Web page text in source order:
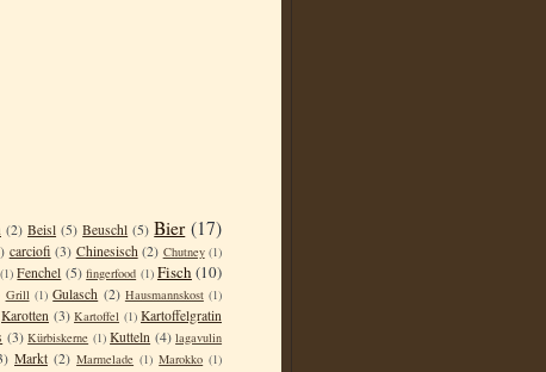
(2) Beisl (5) Beuschl (5) Bier (17)
carciofi (3) Chinesisch (2) Chutney (1)
(1) Fenchel (5) fingerfood (1) Fisch (10)
Grill (1) Gulasch (2) Hausmannskost (1)
Karotten (3) Kartoffel (1) Kartoffelgratin
(3) Kürbiskerne (1) Kutteln (4) lagavulin
Markt (2) Marmelade (1) Marokko (1)